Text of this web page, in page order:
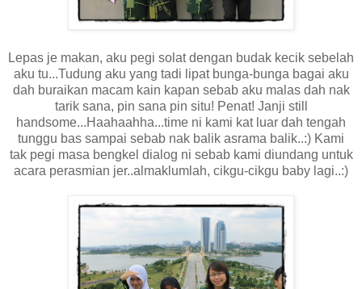
Lepas je makan, aku pegi solat dengan budak kecik sebelah
aku tu...Tudung aku yang tadi lipat bunga-bunga bagai aku
dah buraikan macam kain kapan sebab aku malas dah nak
tarik sana, pin sana pin situ! Penat! Janji still
handsome...Haahaahha...time ni kami kat luar dah tengah
tunggu bas sampai sebab nak balik asrama balik..:) Kami
tak pegi masa bengkel dialog ni sebab kami diundang untuk
acara perasmian jer..almaklumlah, cikgu-cikgu baby lagi..:)